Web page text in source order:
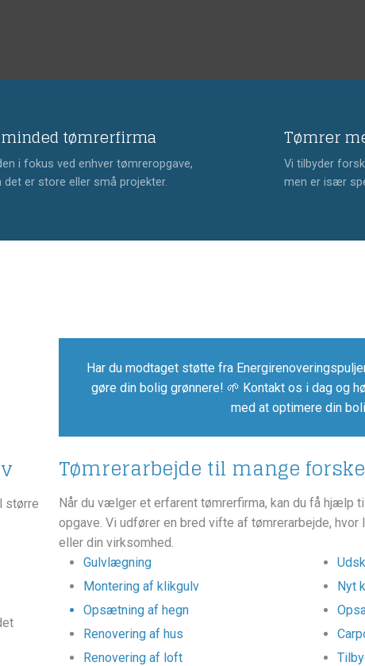
tømrerfirma
i fokus ved enhver tømreropgave,
det er store eller små projekter.
Tømrer
Vi tilbyder
men er især
større
Har du modtaget støtte fra
gøre din bolig grønnere! 🌱 ​Kontakt os i dag og
med at optimere din
Tømrerarbejde til mange
Når du vælger et erfarent tømrerfirma, kan du få hjælp
opgave. Vi udfører en bred vifte af tømrerarbejde,
eller din virksomhed.​
Gulvlægning
Montering af klikgulv
Opsætning af hegn
Renovering af hus
Renovering af loft
Nyt